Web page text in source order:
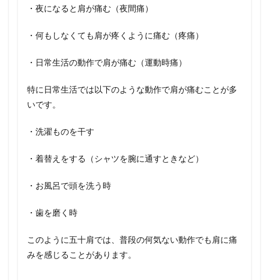
・夜になると肩が痛む（夜間痛）
・何もしなくても肩が疼くように痛む（疼痛）
・日常生活の動作で肩が痛む（運動時痛）
特に日常生活では以下のような動作で肩が痛むことが多
いです。
・洗濯ものを干す
・着替えをする（シャツを腕に通すときなど）
・お風呂で頭を洗う時
・歯を磨く時
このように五十肩では、普段の何気ない動作でも肩に痛
みを感じることがあります。